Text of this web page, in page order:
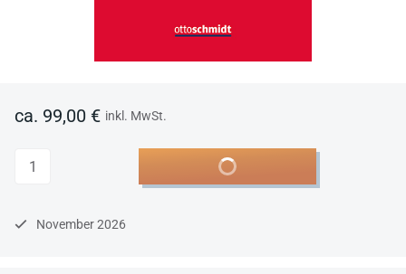
ca. 99,00 € inkl. MwSt.
Anzahl In den Warenkorb
November 2026